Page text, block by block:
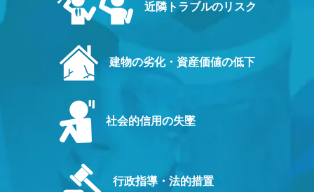
近隣トラブルのリスク
建物の劣化・資産価値の低下
社会的信用の失墜
行政指導・法的措置